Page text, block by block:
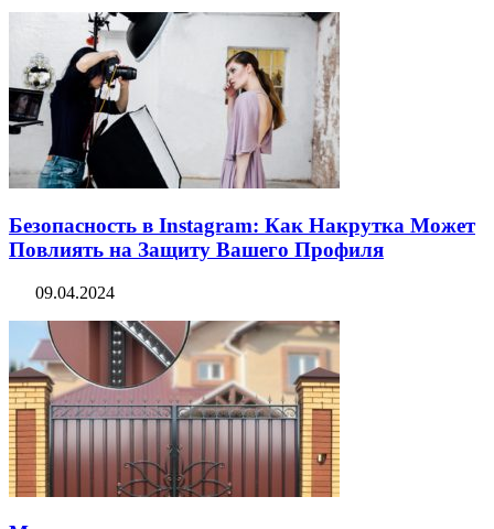
Безопасность в Instagram: Как Накрутка Может
Повлиять на Защиту Вашего Профиля
09.04.2024